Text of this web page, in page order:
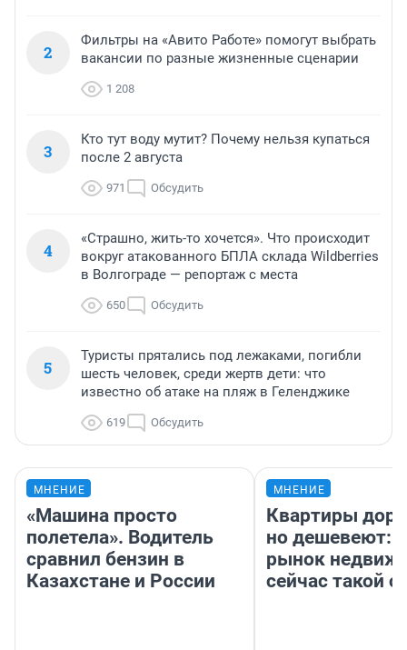
2
Фильтры на «Авито Работе» помогут выбрать
вакансии по разные жизненные сценарии
1 208
3
Кто тут воду мутит? Почему нельзя купаться
после 2 августа
971 Обсудить
4
«Страшно, жить-то хочется». Что происходит
вокруг атакованного БПЛА склада Wildberries
в Волгограде — репортаж с места
650 Обсудить
5
Туристы прятались под лежаками, погибли
шесть человек, среди жертв дети: что
известно об атаке на пляж в Геленджике
619 Обсудить
МНЕНИЕ
«Машина просто
полетела». Водитель
сравнил бензин в
Казахстане и России
МНЕНИЕ
Квартиры
но дешевеют:
рынок
сейчас такой